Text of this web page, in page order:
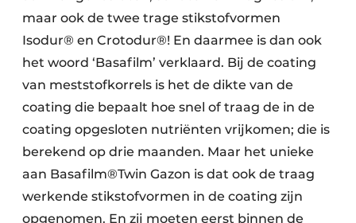
maar ook de twee trage stikstofvormen
Isodur® en Crotodur®! En daarmee is dan ook
het woord ‘Basafilm’ verklaard. Bij de coating
van meststofkorrels is het de dikte van de
coating die bepaalt hoe snel of traag de in de
coating opgesloten nutriënten vrijkomen; die is
berekend op drie maanden. Maar het unieke
aan Basafilm®Twin Gazon is dat ook de traag
werkende stikstofvormen in de coating zijn
opgenomen. En zij moeten eerst binnen de